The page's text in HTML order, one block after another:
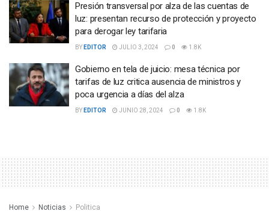
Presión transversal por alza de las cuentas de
luz: presentan recurso de protección y proyecto
para derogar ley tarifaria
BY EDITOR JULIO 3, 2024 0 1.8K
Gobierno en tela de juicio: mesa técnica por
tarifas de luz critica ausencia de ministros y
poca urgencia a días del alza
BY EDITOR JUNIO 28, 2024 0 1.8K
Home Noticias Politica